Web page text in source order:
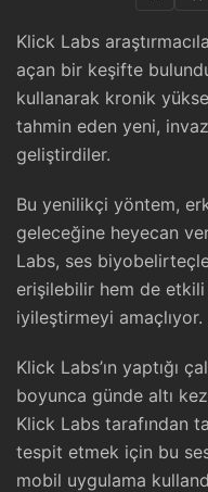
Klick Labs
açan bir keşifte
kullanarak kronik
tahmin eden yeni,
geliştirdiler.
Bu yenilikçi yöntem,
geleceğine heyecan
Labs, ses
erişilebilir hem de etkili
iyileştirmeyi amaçlıyor.
Klick Labs’ın yaptığı
boyunca günde altı
Klick Labs tarafından
tespit etmek için bu
mobil uygulama